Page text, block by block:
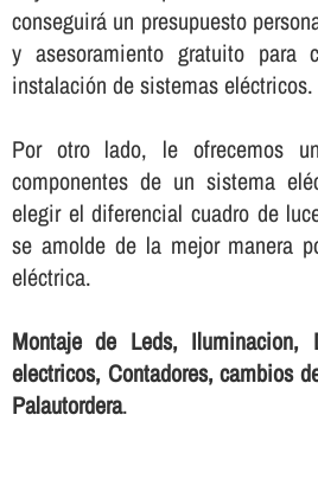
conseguirá un presupuesto
y asesoramiento gratuito para
instalación de sistemas eléctricos.
Por otro lado, le ofrecemos
componentes de un sistema
elegir el diferencial cuadro de
se amolde de la mejor manera
eléctrica.
Montaje de Leds, Iluminacion,
electricos, Contadores, cambios
Palautordera.